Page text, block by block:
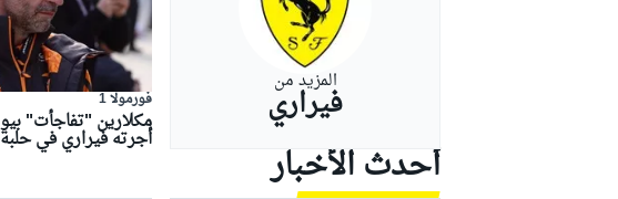
بطولات أخرى
المزيد من
فيراري فورمولا 1
مكلارين "تفاجأت"
أجرته فيراري في أحدث الأخبار